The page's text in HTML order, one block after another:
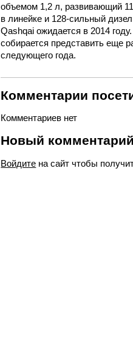
объемом 1,2 л, развивающий
в линейке и 128-сильный
Qashqai ожидается в 2014
собирается представить еще
следующего года.
Комментарии
Комментариев нет
Новый
Войдите на сайт чтобы